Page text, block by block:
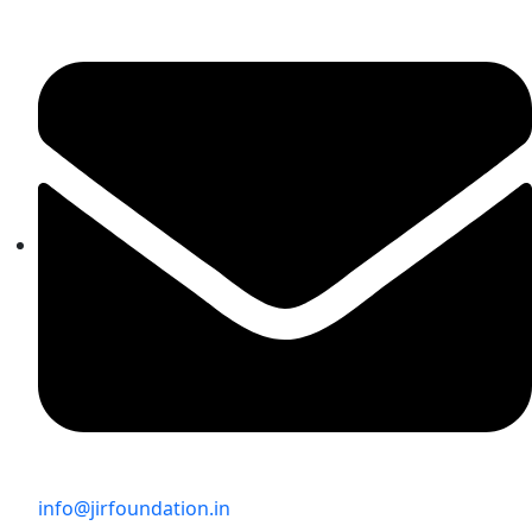
info@jirfoundation.in